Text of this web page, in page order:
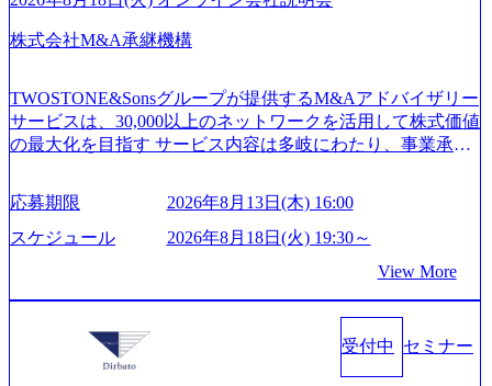
pearと、最先端テクノロジーに深い知見を持つシンプレクス
社またはグループ会社との協力体制を築いている Xspear社
sion-production.appspot.com/public/images/20240925204111_caa9
4e4b-6aae-45a6-a0ce-b98154c816a2_1153x543.webp メンバー情
報 (https://www.xspear.co.jp/member/)一部抜粋 - 伊勢山 昇吾氏:
業界で新規事業戦略、成長戦略、PMI推進、業務改革等の幅
広いプロジェクトに従事 - 鈴木健仁氏：新卒でベイカレン
トに入社し最年少ディレクターを経てXspearに参画 - 梶田
案、人事組織テーマに強みを持ち、メディア・エンタメ業
界においてはDX戦略立案、NFT等の新規事業立案を得意と
する。 - 藏満 一馬氏：アクセンチュア出身。金融業界を中
心に、DX戦略策定、新規事業立案、組織変革、規制対応等
の幅広いプロジェクトを主導する。 - 天野 善仁氏：19卒Pw
e.googleapis.com/our-vision-production.appspot.com/public/image
s/20260224131100_d8b3379f-6e64-4566-aea4-924f21977d35_120
0x460.webp https://storage.googleapis.com/our-vision-production.a
810e-138e27965ee8_1200x386.webp グローバル人財育成を目
的とした「語学研修」、効果的なプレゼンのポイントを掴
み実践に強くなるための「プレゼン研修」、自社キャリア
アドバイザーによる自身のキャリア構築をめざす「キャリ
スタイム制度を実施しており、月単位の決められた労働時
間の範囲内で、出社・退社の時刻を社員の自己裁量に委
ね、ワークライフバランスを図りながら効率的に働くこと
ができる 【休日】 土日祝休みの完全週休2日制 2025年度の
休暇は年間24日（4月1日入社の場合）で、入社日に付与さ
れます。 年次有給休暇の残日数は、翌年度に繰り越すこと
ができます。 慶弔休暇は、事由により取得可能日数は異な
株式会社M&A承継機構
TWOSTONE&Sonsグループが提供するM&Aアドバイザリー
サービスは、30,000以上のネットワークを活用して株式価値
の最大化を目指す サービス内容は多岐にわたり、事業承継
リーなどが含まれており、幅広いニーズに対応 譲渡企業に
対しては完全成功報酬制を採用し、M&A以外の選択肢も尊
重する姿勢を持ち、将来の株価成長を取り込むスキームの
&A業界のリーディングカンパニーであり、領域にこだわら
ず幅広い案件に携わりながら自己成長とキャリアの挑戦が
可能 M&Aセンター出身者3名がメインメンバーであり、経
験豊富なアドバイザーと共に働くことで、M&Aや財務アド
バイザリーなどの専門知識を獲得し、キャリアを発展させ
応募期限
2026年8月13日(木) 16:00
スケジュール
2026年8月18日(火) 19:30～
View More
受付中 セミナー